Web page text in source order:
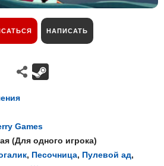
НАПИСАТЬ
Games
(Для одного игрока)
, Песочница, Пулевой ад,